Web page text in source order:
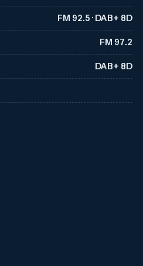
FM 92.5 · DAB+ 8D
FM 97.2
DAB+ 8D